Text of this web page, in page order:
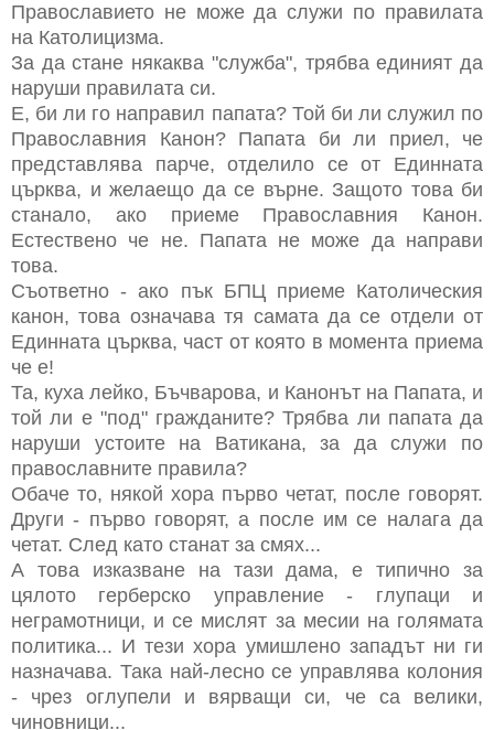
Православието не може да служи по правилата
на Католицизма.
За да стане някаква "служба", трябва единият да
наруши правилата си.
Е, би ли го направил папата? Той би ли служил по
Православния Канон? Папата би ли приел, че
представлява парче, отделило се от Единната
църква, и желаещо да се върне. Защото това би
станало, ако приеме Православния Канон.
Естествено че не. Папата не може да направи
това.
Съответно - ако пък БПЦ приеме Католическия
канон, това означава тя самата да се отдели от
Единната църква, част от която в момента приема
че е!
Та, куха лейко, Бъчварова, и Канонът на Папата, и
той ли е "под" гражданите? Трябва ли папата да
наруши устоите на Ватикана, за да служи по
православните правила?
Обаче то, някой хора първо четат, после говорят.
Други - първо говорят, а после им се налага да
четат. След като станат за смях...
А това изказване на тази дама, е типично за
цялото герберско управление - глупаци и
неграмотници, и се мислят за месии на голямата
политика... И тези хора умишлено западът ни ги
назначава. Така най-лесно се управлява колония
- чрез оглупели и вярващи си, че са велики,
чиновници...